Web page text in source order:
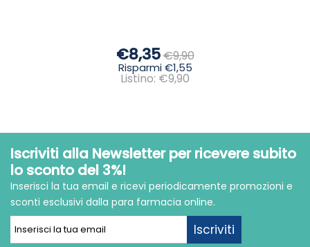
€8,35€9,90
Risparmi €1,55
Listino: €9,90
Iscriviti alla Newsletter per ricevere subito
lo sconto del 3%!
Inserisci la tua email e ricevi periodicamente promozioni e
sconti esclusivi dalla para farmacia online.
Iscriviti